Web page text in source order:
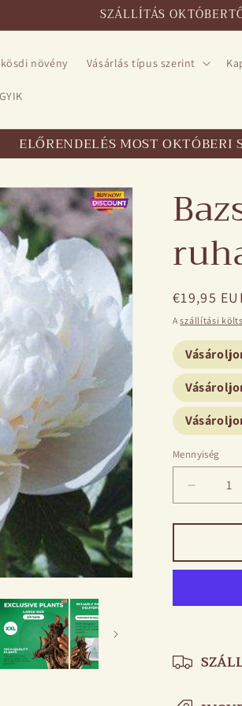
SZÁLLÍTÁS
növény Vásárlás típus szerint
ELŐRENDELÉS MOST OKTÓBERI
Normál
ár
€19,95
Aszállítási
Mennyiség
ruha